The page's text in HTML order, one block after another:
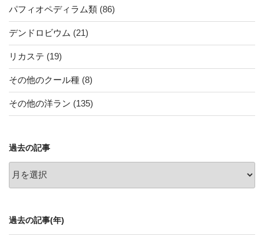
パフィオペディラム類 (86)
デンドロビウム (21)
リカステ (19)
その他のクール種 (8)
その他の洋ラン (135)
過去の記事
去
事
過去の記事(年)